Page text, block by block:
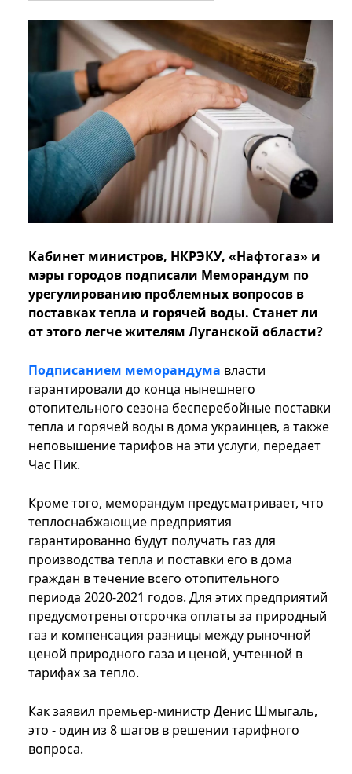
Кабинет министров, НКРЭКУ, «Нафтогаз» и
мэры городов подписали Меморандум по
урегулированию проблемных вопросов в
поставках тепла и горячей воды. Станет ли
от этого легче жителям Луганской области?
Подписанием меморандума власти
гарантировали до конца нынешнего
отопительного сезона бесперебойные поставки
тепла и горячей воды в дома украинцев, а также
неповышение тарифов на эти услуги, передает
Час Пик.
Кроме того, меморандум предусматривает, что
теплоснабжающие предприятия
гарантированно будут получать газ для
производства тепла и поставки его в дома
граждан в течение всего отопительного
периода 2020-2021 годов. Для этих предприятий
предусмотрены отсрочка оплаты за природный
газ и компенсация разницы между рыночной
ценой природного газа и ценой, учтенной в
тарифах за тепло.
Как заявил премьер-министр Денис Шмыгаль,
это - один из 8 шагов в решении тарифного
вопроса.